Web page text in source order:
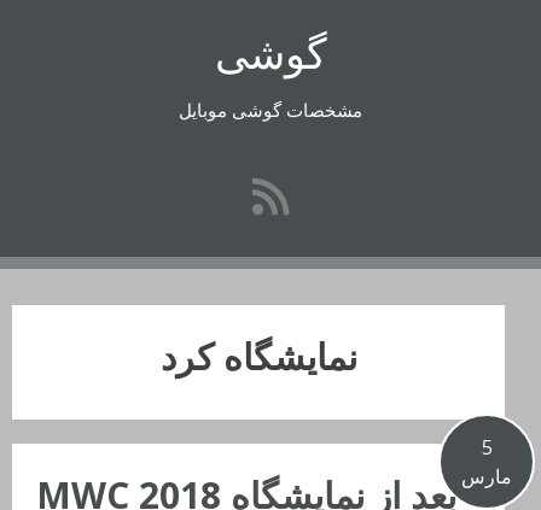
گوشی
مشخصات گوشی موبایل
نمایشگاه کرد
5
مارس
بعد از نمایشگاه MWC 2018